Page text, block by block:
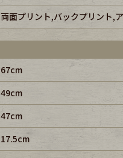
両面プリント,バックプリント,
67cm
49cm
47cm
17.5cm